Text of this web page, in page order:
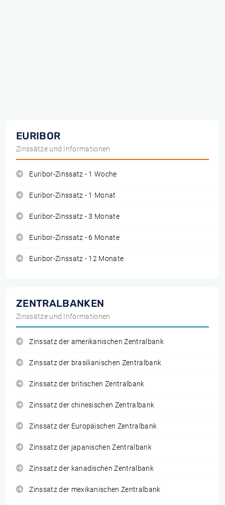
EURIBOR
Zinssätze und Informationen
Euribor-Zinssatz - 1 Woche
Euribor-Zinssatz - 1 Monat
Euribor-Zinssatz - 3 Monate
Euribor-Zinssatz - 6 Monate
Euribor-Zinssatz - 12 Monate
ZENTRALBANKEN
Zinssätze und Informationen
Zinssatz der amerikanischen Zentralbank
Zinssatz der brasilianischen Zentralbank
Zinssatz der britischen Zentralbank
Zinssatz der chinesischen Zentralbank
Zinssatz der Europäischen Zentralbank
Zinssatz der japanischen Zentralbank
Zinssatz der kanadischen Zentralbank
Zinssatz der mexikanischen Zentralbank